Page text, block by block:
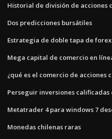
Historial de división de acciones
Dos predicciones bursátiles
Estrategia de doble tapa de forex
Mega capital de comercio en
¿qué es el comercio de acciones
Perseguir inversiones
Metatrader 4 para windows 7
Monedas chilenas raras